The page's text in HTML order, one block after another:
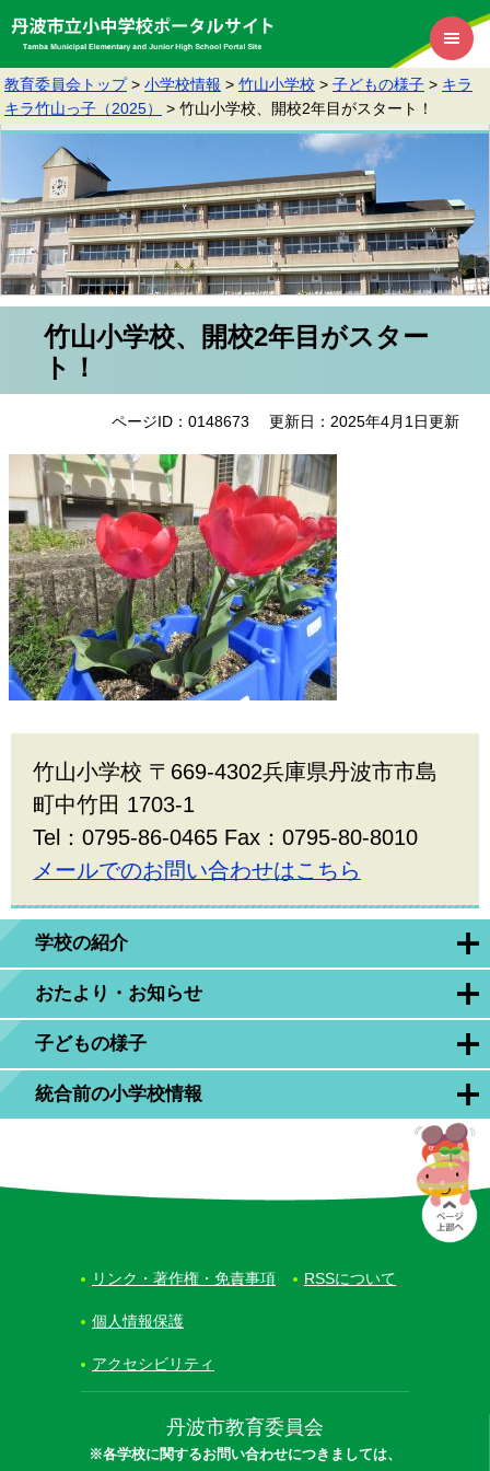
教育委員会トップ > 小学校情報 > 竹山小学校 > 子どもの様子 > キラ
キラ竹山っ子（2025）
> 竹山小学校、開校2年目がスタート！
学校の紹介
おたより・お知らせ
子どもの様子
統合前の小学校情報
竹山小学校、開校2年目がスター
ト！
ページID：0148673 更新日：2025年4月1日更新
竹山小学校 〒669-4302兵庫県丹波市市島
町中竹田 1703-1
Tel：0795-86-0465 Fax：0795-80-8010
メールでのお問い合わせはこちら
丹波市教育委員会
※各学校に関するお問い合わせにつきましては、
リンク・著作権・免責事項 RSSについて
個人情報保護
アクセシビリティ